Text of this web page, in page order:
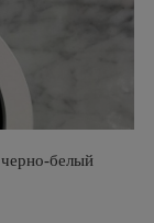
белый